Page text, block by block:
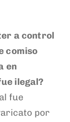
a control
comiso
en
ilegal?
fue
por